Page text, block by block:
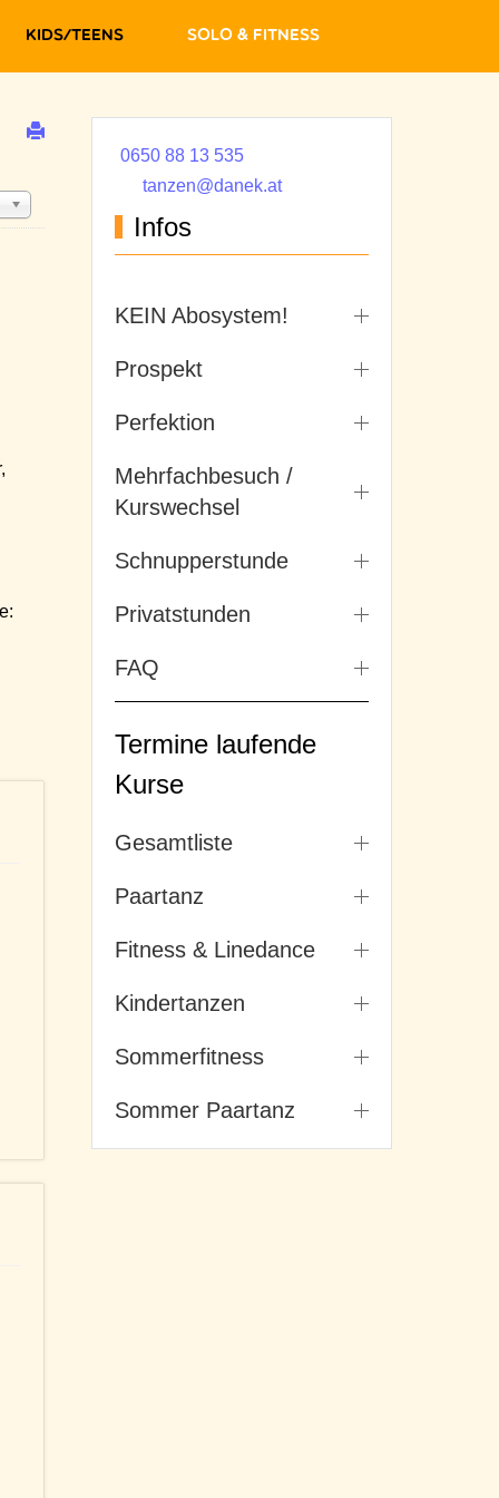
Kids/Teens Solo & Fitness
0650 88 13 535
tanzen@danek.at
Infos
KEIN Abosystem!
Prospekt
Perfektion
Mehrfachbesuch /
Kurswechsel
Schnupperstunde
Privatstunden
FAQ
Termine laufende
Kurse
Gesamtliste
Paartanz
Fitness & Linedance
Kindertanzen
Sommerfitness
Sommer Paartanz